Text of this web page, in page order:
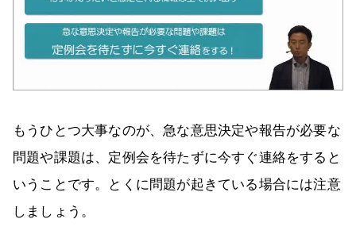
もうひとつ大事なのが、急な意思決定や報告が必要な
問題や課題は、定例会を待たずに今すぐ連絡をすると
いうことです。とくに問題が起きている場合には注意
しましょう。